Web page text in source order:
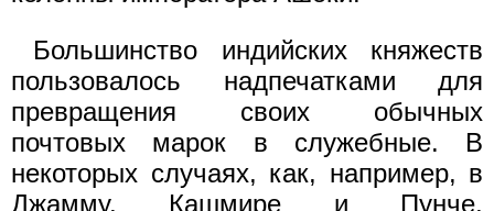
Большинство индийских княжеств
пользовалось надпечатками для
превращения своих обычных
почтовых марок в служебные. В
некоторых случаях, как, например, в
Джамму, Кашмире и Пунче,